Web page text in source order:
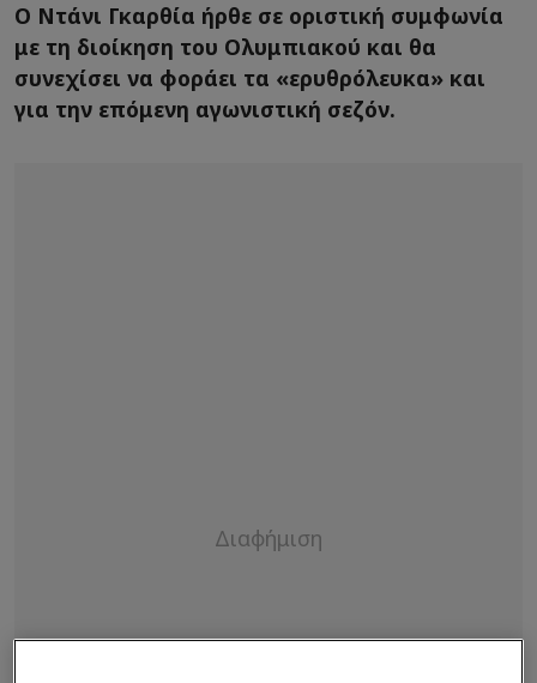
Ο Ντάνι Γκαρθία ήρθε σε οριστική συμφωνία
με τη διοίκηση του Ολυμπιακού και θα
συνεχίσει να φοράει τα «ερυθρόλευκα» και
για την επόμενη αγωνιστική σεζόν.